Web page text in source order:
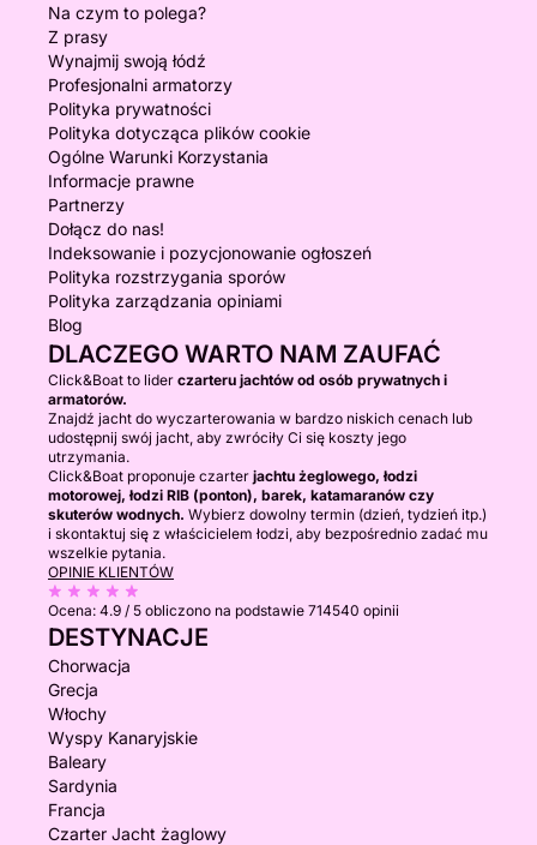
Na czym to polega?
Z prasy
Wynajmij swoją łódź
Profesjonalni armatorzy
Polityka prywatności
Polityka dotycząca plików cookie
Ogólne Warunki Korzystania
Informacje prawne
Partnerzy
Dołącz do nas!
Indeksowanie i pozycjonowanie ogłoszeń
Polityka rozstrzygania sporów
Polityka zarządzania opiniami
Blog
DLACZEGO WARTO NAM ZAUFAĆ
Click&Boat to lider czarteru jachtów od osób prywatnych i
armatorów.
Znajdź jacht do wyczarterowania w bardzo niskich cenach lub
udostępnij swój jacht, aby zwróciły Ci się koszty jego
utrzymania.
Click&Boat proponuje czarter jachtu żeglowego, łodzi
motorowej, łodzi RIB (ponton), barek, katamaranów czy
skuterów wodnych. Wybierz dowolny termin (dzień, tydzień itp.)
i skontaktuj się z właścicielem łodzi, aby bezpośrednio zadać mu
wszelkie pytania.
OPINIE KLIENTÓW
Ocena: 4.9 / 5 obliczono na podstawie 714540 opinii
DESTYNACJE
Chorwacja
Grecja
Włochy
Wyspy Kanaryjskie
Baleary
Sardynia
Francja
Czarter Jacht żaglowy